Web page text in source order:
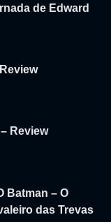
de Edward
Review
Batman – O
das Trevas